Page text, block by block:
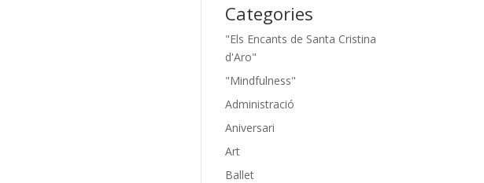
Categories
"Els Encants de Santa Cristina
d'Aro"
"Mindfulness"
Administració
Aniversari
Art
Ballet